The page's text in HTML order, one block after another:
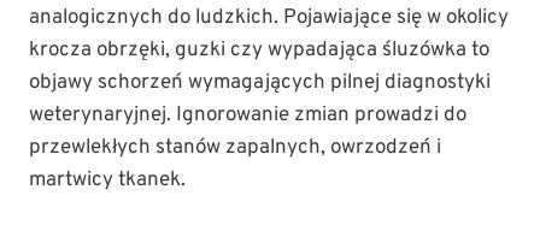
analogicznych do ludzkich. Pojawiające się w okolicy
krocza obrzęki, guzki czy wypadająca śluzówka to
objawy schorzeń wymagających pilnej diagnostyki
weterynaryjnej. Ignorowanie zmian prowadzi do
przewlekłych stanów zapalnych, owrzodzeń i
martwicy tkanek.